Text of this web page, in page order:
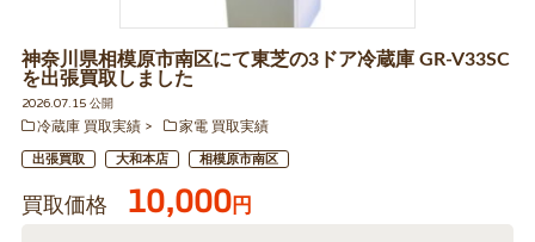
神奈川県相模原市南区にて東芝の3ドア冷蔵庫 GR-V33SC
を出張買取しました
2026.07.15 公開
冷蔵庫 買取実績
家電 買取実績
出張買取 大和本店 相模原市南区
買取価格 10,000円